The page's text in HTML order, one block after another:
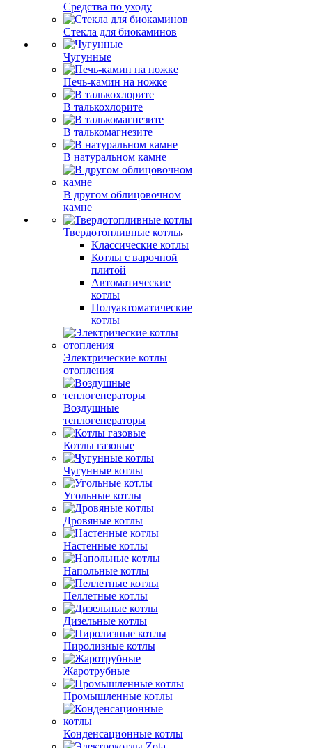
Средства по уходу
Стекла для биокаминов
Чугунные
Печь-камин на ножке
В талькохлорите
В талькомагнезите
В натуральном камне
В другом облицовочном
камне
Твердотопливные котлы
Классические котлы
Котлы с варочной
плитой
Автоматические
котлы
Полуавтоматические
котлы
Электрические котлы
отопления
Воздушные
теплогенераторы
Котлы газовые
Чугунные котлы
Угольные котлы
Дровяные котлы
Настенные котлы
Напольные котлы
Пеллетные котлы
Дизельные котлы
Пиролизные котлы
Жаротрубные
Промышленные котлы
Конденсационные котлы